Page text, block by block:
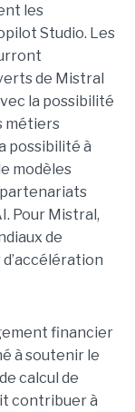
les
Studio. Les
de Mistral
la possibilité
métiers
possibilité à
modèles
partenariats
Pour Mistral,
de
financier
à soutenir le
calcul de
contribuer à